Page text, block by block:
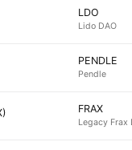
LDO
Lido DAO
PENDLE
Pendle
FRAX
Legacy Frax